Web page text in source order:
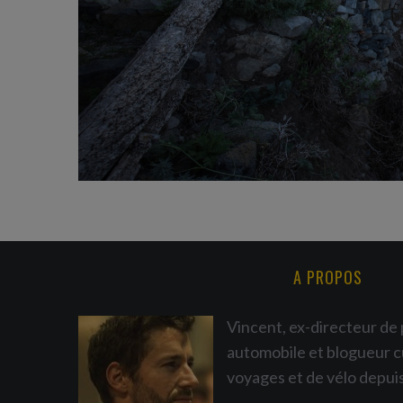
A PROPOS
Vincent, ex-directeur de
automobile et blogueur
voyages et de vélo